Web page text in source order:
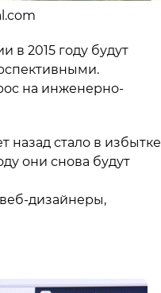
в 2015 году будут
на инженерно-
назад стало в избытке
они снова будут
дизайнеры,